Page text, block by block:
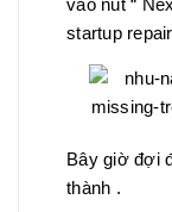
vào nút “
startup
Bây giờ đợi
thành .